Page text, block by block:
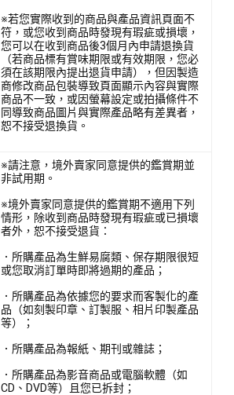
※若您實際收到的商品與產品資訊頁面不
符，或您收到商品時發現有瑕疵或損壞，
您可以在收到商品後3個月內申請退換貨
（若商品標有賞味期限或有效期限，您必
須在該期限內提出退貨申請），但因製造
商修改商品包裝導致頁面顯示內容與實際
商品不一致，或因螢幕設定或拍攝條件不
同導致商品圖片與實際產品略有差異者，
恕不接受退換貨。
※請注意，境外賣家同意提供的鑑賞期並
非試用期。
※境外賣家同意提供的鑑賞期不適用下列
情形，除收到商品時發現有瑕疵或已損壞
者外，恕不接受退貨：
．所購產品為生鮮易腐類、保存期限很短
或您取消訂單時即將過期的產品；
．所購產品為依據您的要求而客製化的產
品（如刻製印章、訂製服、相片印製產品
等）；
．所購產品為報紙、期刊或雜誌；
．所購產品為影音商品或電腦軟體（如
CD、DVD等）且您已拆封；